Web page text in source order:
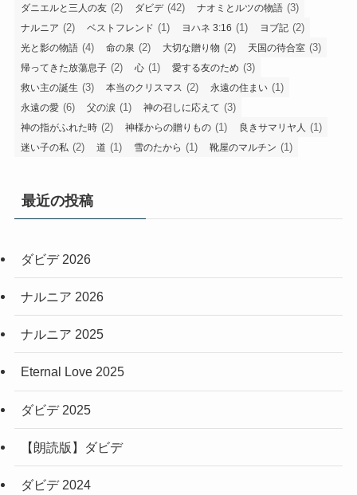
ダニエルと三人の友 (2) ダビデ(42) ナオミとルツの物語 (3)
ナルニア (2) ベストフレンド (1) ヨハネ 3:16 (1) ヨブ記 (2)
光と影の物語 (4) 命の泉 (2) 大切な贈り物 (2) 天国の待合室 (3)
帰ってきた放蕩息子 (2) 心 (1) 愛する友のため (3)
救い主の誕生 (3) 本当のクリスマス (2) 永遠の住まい (1)
永遠の愛 (6) 父の涙 (1) 神の召しに応えて (3)
神の指がふれた時 (2) 神様からの贈りもの (1) 良きサマリヤ人 (1)
迷い子の私 (2) 道 (1) 雪のたから (1) 靴屋のマルチン (1)
最近の投稿
ダビデ 2026
ナルニア 2026
ナルニア 2025
Eternal Love 2025
ダビデ 2025
【朗読版】ダビデ
ダビデ 2024